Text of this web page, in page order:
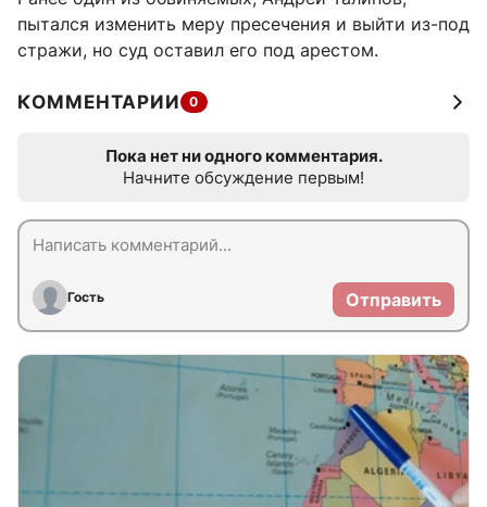
пытался изменить меру пресечения и выйти из-под
стражи, но суд оставил его под арестом.
КОММЕНТАРИИ 0
Пока нет ни одного комментария.
Начните обсуждение первым!
Гость Отправить